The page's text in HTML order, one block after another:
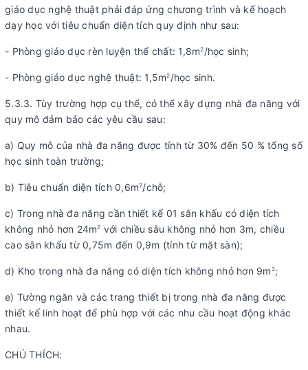
giáo dục nghệ thuật phải đáp ứng chương trình và kế hoạch
dạy học với tiêu chuẩn diện tích quy định như sau:
- Phòng giáo dục rèn luyện thể chất: 1,8m2 /học sinh;
- Phòng giáo dục nghệ thuật: 1,5m2 /học sinh.
5.3.3. Tùy trường hợp cụ thể, có thể xây dựng nhà đa năng với
quy mô đảm bảo các yêu cầu sau:
a) Quy mô của nhà đa năng được tính từ 30% đến 50 % tổng số
học sinh toàn trường;
b) Tiêu chuẩn diện tích 0,6m2/chỗ;
c) Trong nhà đa năng cần thiết kế 01 sân khấu có diện tích
không nhỏ hơn 24m2 với chiều sâu không nhỏ hơn 3m, chiều
cao sân khấu từ 0,75m đến 0,9m (tính từ mặt sàn);
d) Kho trong nhà đa năng có diện tích không nhỏ hơn 9m 2;
e) Tường ngăn và các trang thiết bị trong nhà đa năng được
thiết kế linh hoạt để phù hợp với các nhu cầu hoạt động khác
nhau.
CHÚ THÍCH: